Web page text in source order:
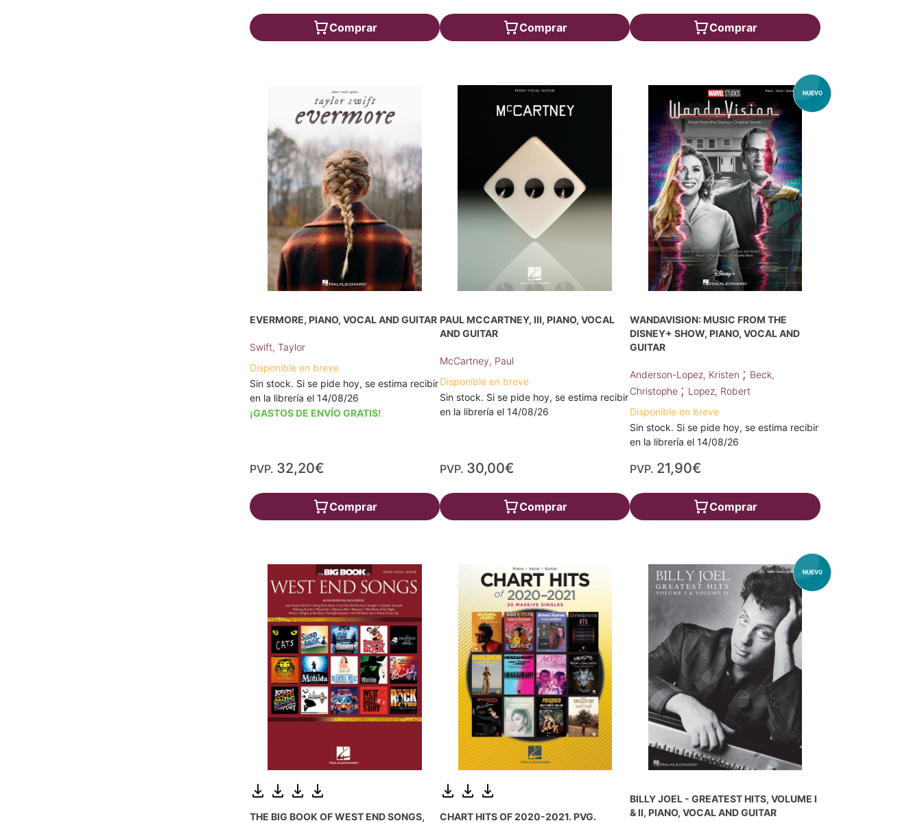
Comprar Comprar Comprar
EVERMORE, PIANO, VOCAL AND GUITAR
Swift, Taylor
Disponible en breve
Sin stock. Si se pide hoy, se estima recibir
en la librería el 14/08/26
¡GASTOS DE ENVÍO GRATIS!
PVP. 32,20€
Comprar
PAUL MCCARTNEY, III, PIANO, VOCAL
AND GUITAR
McCartney, Paul
Disponible en breve
Sin stock. Si se pide hoy, se estima recibir
en la librería el 14/08/26
PVP. 30,00€
Comprar
WANDAVISION: MUSIC FROM THE
DISNEY+ SHOW, PIANO, VOCAL AND
GUITAR
Anderson-Lopez, Kristen ; Beck,
Christophe ; Lopez, Robert
Disponible en breve
Sin stock. Si se pide hoy, se estima recibir
en la librería el 14/08/26
PVP. 21,90€
Comprar
THE BIG BOOK OF WEST END SONGS,
CHART HITS OF 2020-2021. PVG.
BILLY JOEL - GREATEST HITS, VOLUME I
& II, PIANO, VOCAL AND GUITAR